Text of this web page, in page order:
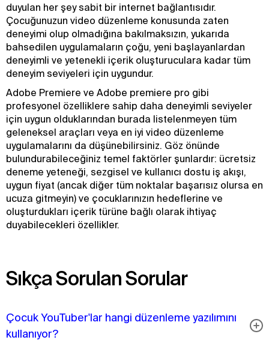
duyulan her şey sabit bir internet bağlantısıdır.
Çocuğunuzun video düzenleme konusunda zaten
deneyimi olup olmadığına bakılmaksızın, yukarıda
bahsedilen uygulamaların çoğu, yeni başlayanlardan
deneyimli ve yetenekli içerik oluşturuculara kadar tüm
deneyim seviyeleri için uygundur.
Adobe Premiere ve Adobe premiere pro gibi
profesyonel özelliklere sahip daha deneyimli seviyeler
için uygun olduklarından burada listelenmeyen tüm
geleneksel araçları veya en iyi video düzenleme
uygulamalarını da düşünebilirsiniz. Göz önünde
bulundurabileceğiniz temel faktörler şunlardır: ücretsiz
deneme yeteneği, sezgisel ve kullanıcı dostu iş akışı,
uygun fiyat (ancak diğer tüm noktalar başarısız olursa en
ucuza gitmeyin) ve çocuklarınızın hedeflerine ve
oluşturdukları içerik türüne bağlı olarak ihtiyaç
duyabilecekleri özellikler.
Sıkça Sorulan Sorular
Çocuk YouTuber'lar hangi düzenleme yazılımını
kullanıyor?